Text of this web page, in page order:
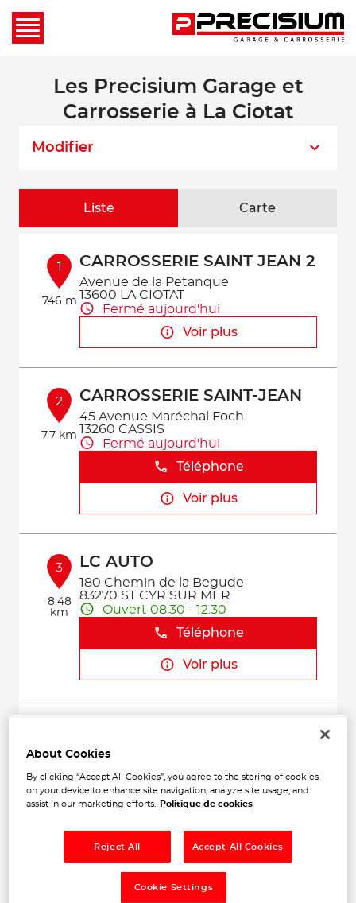
Les Precisium Garage et
Carrosserie à La Ciotat
Modifier
Liste Carte
1
746 m
CARROSSERIE SAINT JEAN 2
Avenue de la Petanque
13600 LA CIOTAT
Fermé aujourd'hui
Voir plus
2
7.7 km
CARROSSERIE SAINT-JEAN
45 Avenue Maréchal Foch
13260 CASSIS
Fermé aujourd'hui
Téléphone
Voir plus
3
8.48
km
LC AUTO
180 Chemin de la Begude
83270 ST CYR SUR MER
Ouvert 08:30 - 12:30
Téléphone
Voir plus
km
110 Avenue de Saint Martin
13420 GEMENOS
Fermé aujourd'hui
Téléphone
Voir plus
CARROSSERIE REMI
About Cookies
By clicking “Accept All Cookies”, you agree to the storing of cookies
on your device to enhance site navigation, analyze site usage, and
assist in our marketing efforts.
Politique de cookies
Reject All Accept All Cookies
Cookie Settings